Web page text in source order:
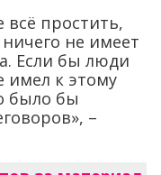
простить,
не имеет
Если бы люди
имел к этому
было бы
–